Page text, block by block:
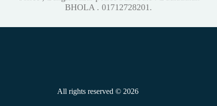
BHOLA . 01712728201.
All rights reserved © 2026